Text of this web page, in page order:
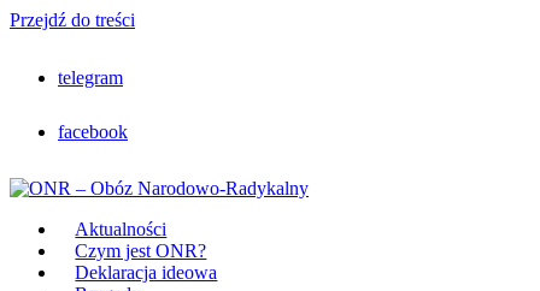
Przejdź do treści
telegram
facebook
Aktualności
Czym jest ONR?
Deklaracja ideowa